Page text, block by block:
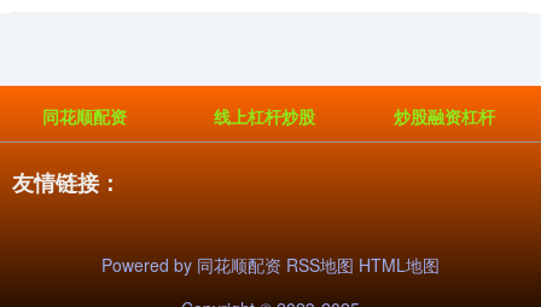
同花顺配资 线上杠杆炒股 炒股融资杠杆
友情链接：
Powered by 同花顺配资 RSS地图 HTML地图